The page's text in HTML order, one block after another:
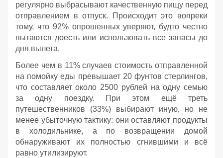
регулярно выбрасывают качественную пищу перед
отправлением в отпуск. Происходит это вопреки
тому, что 92% опрошенных уверяют, будто честно
пытаются доесть или использовать все запасы до
дня вылета.
Более чем в 11% случаев стоимость отправленной
на помойку еды превышает 20 фунтов стерлингов,
что составляет около 2500 рублей на одну семью
за одну поездку. При этом ещё треть
путешественников (33%) выбирают иную, но не
менее убыточную тактику: они оставляют продукты
в холодильнике, а по возвращении домой
обнаруживают их полностью сгнившими и всё
равно утилизируют.